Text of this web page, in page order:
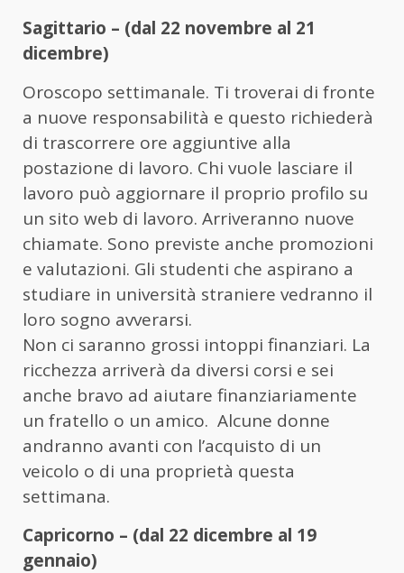
Sagittario – (dal 22 novembre al 21
dicembre)
Oroscopo settimanale. Ti troverai di fronte
a nuove responsabilità e questo richiederà
di trascorrere ore aggiuntive alla
postazione di lavoro. Chi vuole lasciare il
lavoro può aggiornare il proprio profilo su
un sito web di lavoro. Arriveranno nuove
chiamate. Sono previste anche promozioni
e valutazioni. Gli studenti che aspirano a
studiare in università straniere vedranno il
loro sogno avverarsi.
Non ci saranno grossi intoppi finanziari. La
ricchezza arriverà da diversi corsi e sei
anche bravo ad aiutare finanziariamente
un fratello o un amico. Alcune donne
andranno avanti con l’acquisto di un
veicolo o di una proprietà questa
settimana.
Capricorno – (dal 22 dicembre al 19
gennaio)